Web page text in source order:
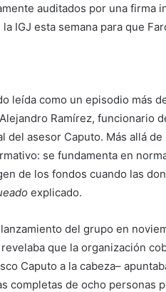
auditados por una firma
IGJ esta semana para que
leída como un episodio más
Ramírez, funcionario
del asesor Caputo. Más allá
se fundamenta en
de los fondos cuando las
explicado.
del grupo en
que la organización
Caputo a la cabeza–
completas de ocho personas